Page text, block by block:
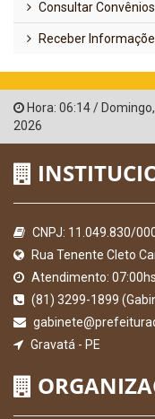
Consultar Convênios
Receber
Hora: 06:14/ Domingo,
2026
CNPJ: 11.049.830/
Rua Tenente Cleto
Atendimento:
(81) 3299-1899
Gravatá - PE